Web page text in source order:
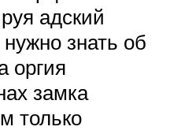
адский
знать об
оргия
замка
только